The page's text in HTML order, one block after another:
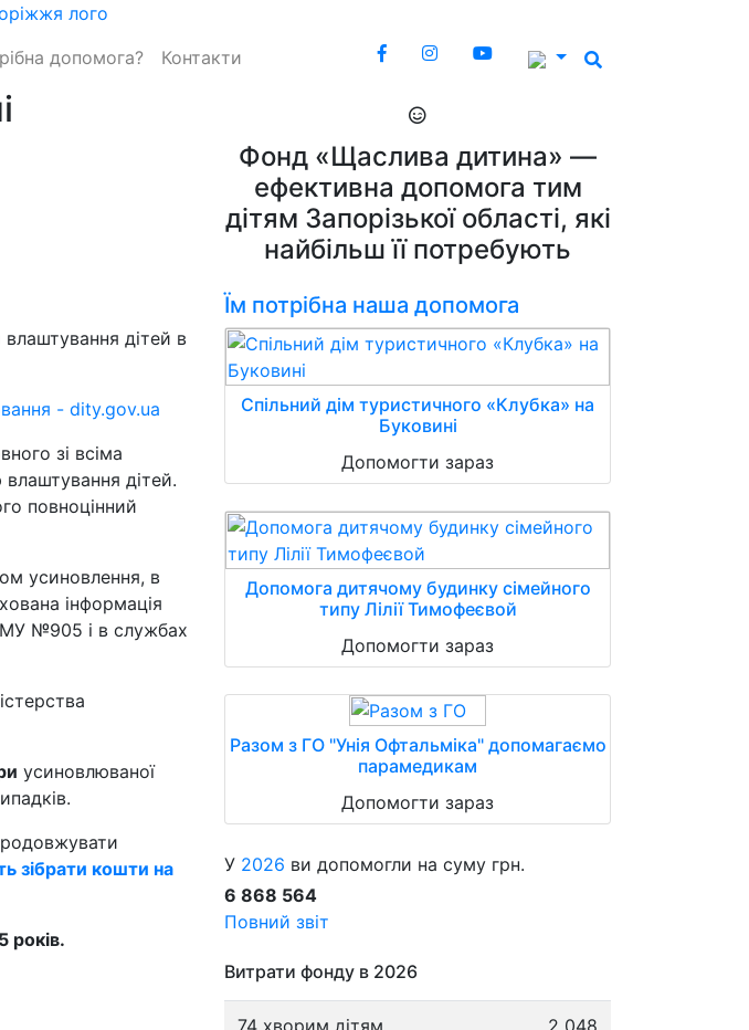
допомога? Контакти
дітей в
- dity.gov.ua
зі всіма
дітей.
повноцінний
усиновлення, в
інформація
№905 і в службах
усиновлюваної
зібрати кошти на
років.
Фонд «Щаслива дитина» —
ефективна допомога тим
дітям Запорізької області, які
найбільш її потребують
Їм потрібна наша допомога
Спільний дім туристичного «Клубка» на
Буковині
Допомогти зараз
Допомога дитячому будинку сімейного
типу Лілії Тимофеєвой
Допомогти зараз
Разом з ГО "Унія Офтальміка" допомагаємо
парамедикам
Допомогти зараз
У 2026 ви допомогли на суму грн.
6 868 564
Повний звіт
Витрати фонду в 2026
74 хворим дітям
2 048